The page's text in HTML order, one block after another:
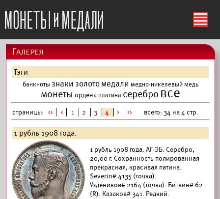
ś
Галерея
Тэги
банкноты знаки золотомедали медно-никелевыймедь
монеты ордена платина серебро все
страницы: << < 1 2 3 4 > >> всего: 34 на 4 стр.
1 рубль 1908 года.
1 рубль 1908 года. АГ-ЭБ. Серебро,
20,00 г. Сохранность полированная
прекрасная, красивая патина.
Severin# 4135 (точка).
Уздеников# 2164 (точка). Биткин# 62
(R). Казаков# 341. Редкий.